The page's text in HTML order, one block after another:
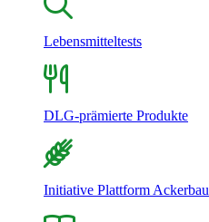
Lebensmitteltests
DLG-prämierte Produkte
Initiative Plattform Ackerbau